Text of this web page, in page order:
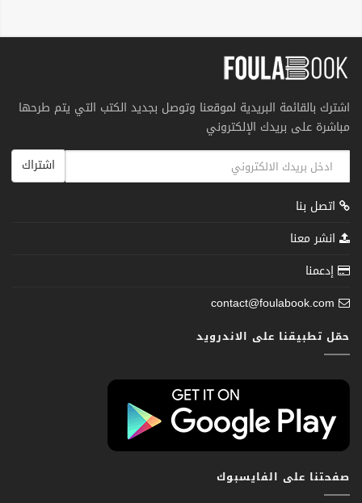
اشترك بالقائمة البريدية لموقعنا وتوصل بجديد الكتب التي يتم طرحها
مباشرة على بريدك الإلكتروني
اشتراك
اتصل بنا
انشر معنا
إدعمنا
contact@foulabook.com
حمّل تطبيقنا على الاندرويد
صفحتنا على الفايسبوك